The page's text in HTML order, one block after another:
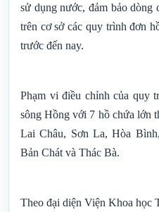
sử dụng nước, đảm bảo dòng
trên cơ sở các quy trình đơn
trước đến nay.
Phạm vi điều chỉnh của quy
sông Hồng với 7 hồ chứa lớn
Lai Châu, Sơn La, Hòa
Bản Chát và Thác Bà.
Theo đại diện Viện Khoa học